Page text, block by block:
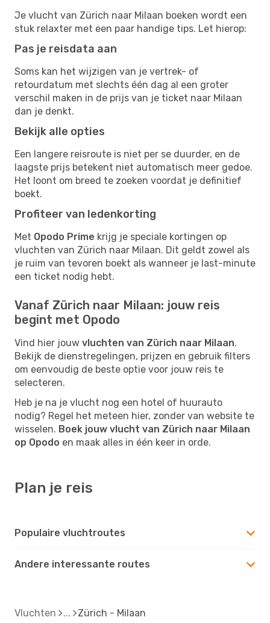
Je vlucht van Zürich naar Milaan boeken wordt een
stuk relaxter met een paar handige tips. Let hierop:
Pas je reisdata aan
Soms kan het wijzigen van je vertrek- of
retourdatum met slechts één dag al een groter
verschil maken in de prijs van je ticket naar Milaan
dan je denkt.
Bekijk alle opties
Een langere reisroute is niet per se duurder, en de
laagste prijs betekent niet automatisch meer gedoe.
Het loont om breed te zoeken voordat je definitief
boekt.
Profiteer van ledenkorting
Met Opodo Prime krijg je speciale kortingen op
vluchten van Zürich naar Milaan. Dit geldt zowel als
je ruim van tevoren boekt als wanneer je last-minute
een ticket nodig hebt.
Vanaf Zürich naar Milaan: jouw reis
begint met Opodo
Vind hier jouw vluchten van Zürich naar Milaan.
Bekijk de dienstregelingen, prijzen en gebruik filters
om eenvoudig de beste optie voor jouw reis te
selecteren.
Heb je na je vlucht nog een hotel of huurauto
nodig? Regel het meteen hier, zonder van website te
wisselen. Boek jouw vlucht van Zürich naar Milaan
op Opodo en maak alles in één keer in orde.
Plan je reis
Populaire vluchtroutes
Andere interessante routes
Vluchten Zürich - Milaan